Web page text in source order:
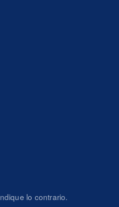
lo contrario.